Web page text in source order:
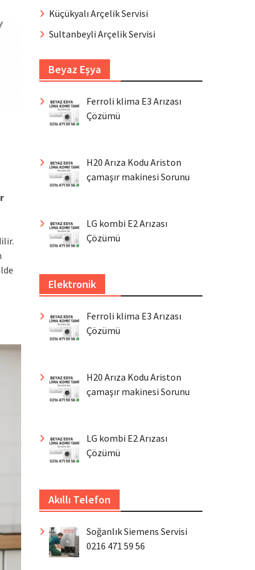
Küçükyalı Arçelik Servisi
Sultanbeyli Arçelik Servisi
Beyaz Eşya
Ferroli klima E3 Arızası
Çözümü
H20 Arıza Kodu Ariston
çamaşır makinesi Sorunu
LG kombi E2 Arızası
Çözümü
Elektronik
Ferroli klima E3 Arızası
Çözümü
H20 Arıza Kodu Ariston
çamaşır makinesi Sorunu
LG kombi E2 Arızası
Çözümü
Akıllı Telefon
Soğanlık Siemens Servisi
0216 471 59 56